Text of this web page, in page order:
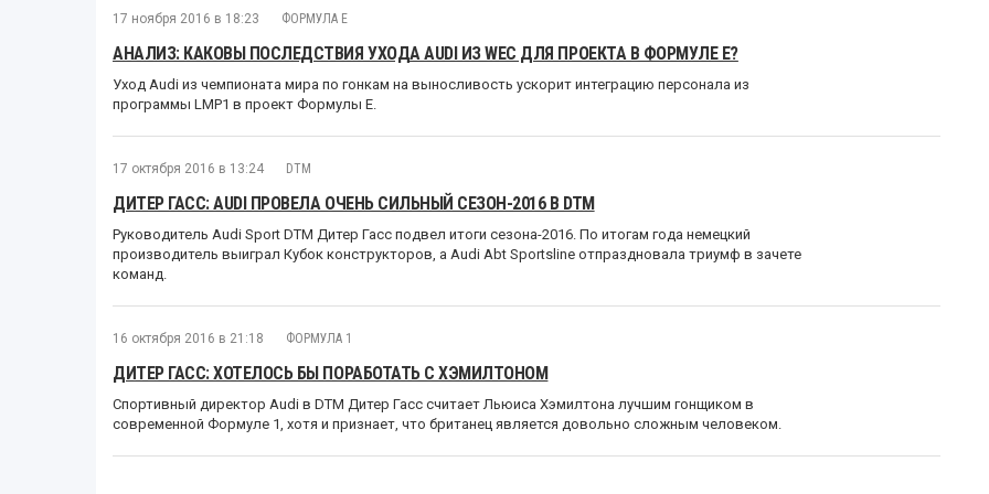
17 ноября 2016 в 18:23 ФОРМУЛА E
АНАЛИЗ: КАКОВЫ ПОСЛЕДСТВИЯ УХОДА AUDI ИЗ WEC ДЛЯ ПРОЕКТА В ФОРМУЛЕ E?
Уход Audi из чемпионата мира по гонкам на выносливость ускорит интеграцию персонала из
программы LMP1 в проект Формулы E.
17 октября 2016 в 13:24 DTM
ДИТЕР ГАСС: AUDI ПРОВЕЛА ОЧЕНЬ СИЛЬНЫЙ СЕЗОН-2016 В DTM
Руководитель Audi Sport DTM Дитер Гасс подвел итоги сезона-2016. По итогам года немецкий
производитель выиграл Кубок конструкторов, а Audi Abt Sportsline отпраздновала триумф в зачете
команд.
16 октября 2016 в 21:18 ФОРМУЛА 1
ДИТЕР ГАСС: ХОТЕЛОСЬ БЫ ПОРАБОТАТЬ С ХЭМИЛТОНОМ
Спортивный директор Audi в DTM Дитер Гасс считает Льюиса Хэмилтона лучшим гонщиком в
современной Формуле 1, хотя и признает, что британец является довольно сложным человеком.